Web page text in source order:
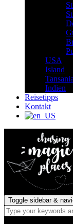
USA
Island
Tansania
Indien
Reisetipps
Kontakt
Toggle sidebar &